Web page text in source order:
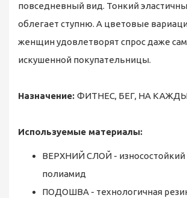
повседневный вид. Тонкий
облегает ступню. А цветовые
женщин удовлетворят спрос даже
искушенной покупательницы.
Назначение: ФИТНЕС, БЕГ, НА
Используемые материалы:
ВЕРХНИЙ СЛОЙ - износостойкий
полиамид
ПОДОШВА - технологичная